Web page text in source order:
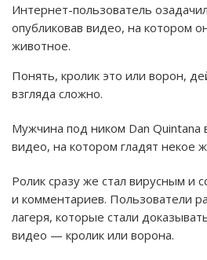
Интернет-пользователь
опубликовав видео, на котором
животное.
Понять, кролик это или ворон,
взгляда сложно.
Мужчина под ником Dan
видео, на котором гладят некое
Ролик сразу же стал вирусным и
и комментариев. Пользователи
лагеря, которые стали
видео — кролик или ворона.